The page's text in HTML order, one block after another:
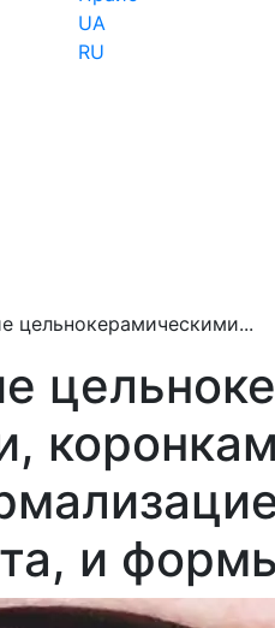
UA
RU
цельнокерамическими...
и